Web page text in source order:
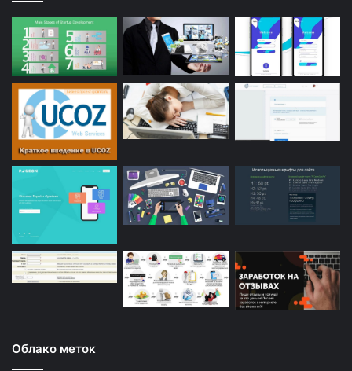
Облако меток